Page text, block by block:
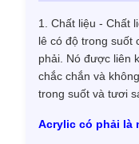
1. Chất liệu - Chất
lê có độ trong suốt
phải. Nó được liên
chắc chắn và
trong suốt và tươi
Acrylic có phải là